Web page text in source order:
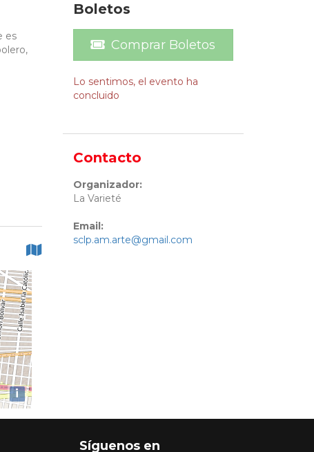
es
i
Boletos
Comprar Boletos
Lo sentimos, el evento ha
concluido
Contacto
Organizador:
La Varieté
Email:
sclp.am.arte@gmail.com
Síguenos en